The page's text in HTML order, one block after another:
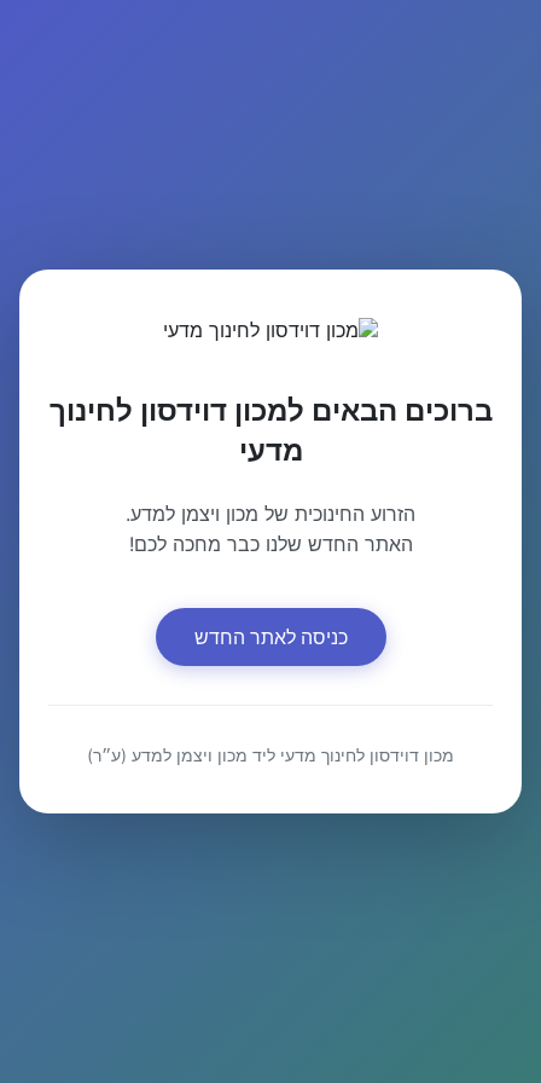
ברוכים הבאים למכון דוידסון לחינוך
מדעי
הזרוע החינוכית של מכון ויצמן למדע.
האתר החדש שלנו כבר מחכה לכם!
כניסה לאתר החדש
מכון דוידסון לחינוך מדעי ליד מכון ויצמן למדע (ע״ר)